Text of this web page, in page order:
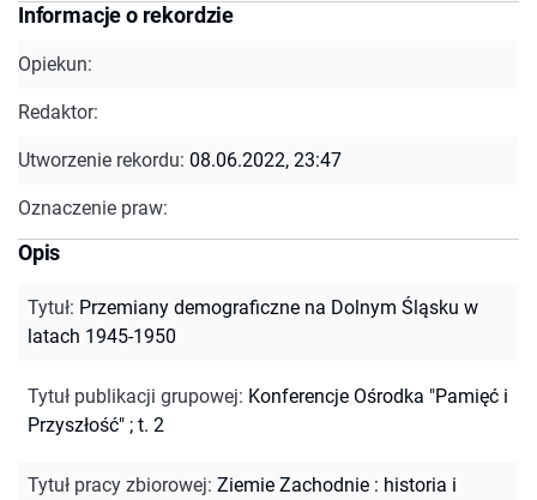
Informacje o rekordzie
Opiekun:
Redaktor:
Utworzenie rekordu: 08.06.2022, 23:47
Oznaczenie praw:
Opis
Tytuł: Przemiany demograficzne na Dolnym Śląsku w
latach 1945-1950
Tytuł publikacji grupowej: Konferencje Ośrodka "Pamięć i
Przyszłość" ; t. 2
Tytuł pracy zbiorowej: Ziemie Zachodnie : historia i